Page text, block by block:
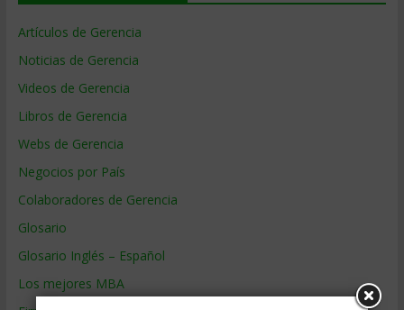
Artículos de Gerencia
Noticias de Gerencia
Videos de Gerencia
Libros de Gerencia
Webs de Gerencia
Negocios por País
Colaboradores de Gerencia
Glosario
Glosario Inglés – Español
Los mejores MBA